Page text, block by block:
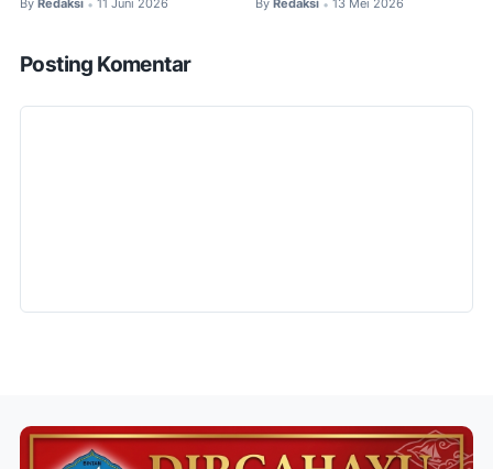
By Redaksi • 11 Juni 2026 By Redaksi • 13 Mei 2026
Posting Komentar